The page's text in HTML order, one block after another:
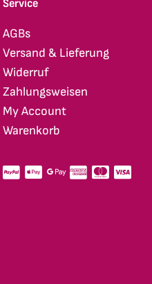
Service
AGBs
Versand & Lieferung
Widerruf
Zahlungsweisen
My Account
Warenkorb